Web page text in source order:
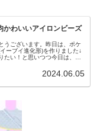
わいいアイロンビーズ
うございます。昨日は、ポケ
ーブイ進化形)を作りました↓
たい！と思いつつ今日は、た
2024.06.05